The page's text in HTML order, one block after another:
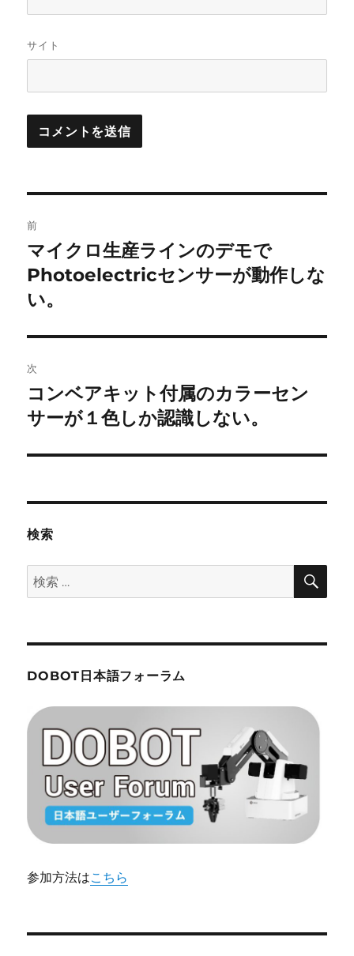
サイト
稿
ナ
ビ
ゲ
ー
シ
前
前
の
投
マイクロ生産ラインのデモで
Photoelectricセンサーが動作しな
い。
次
次
の
稿:
コンベアキット付属のカラーセン
サーが１色しか認識しない。
検索
検
索:
検
DOBOT日本語フォーラム
参加方法はこちら